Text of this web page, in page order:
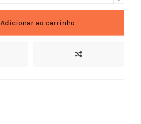
Adicionar ao carrinho